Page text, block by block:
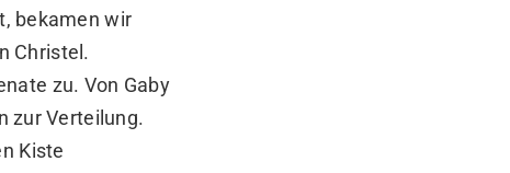
bekamen wir
Christel.
zu. Von Gaby
zur Verteilung.
Kiste